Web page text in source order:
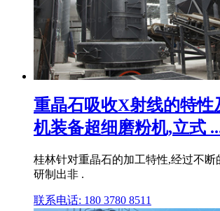
重晶石吸收X射线的特性
机装备超细磨粉机,立式
桂林针对重晶石的加工特性,经过不断
研制出非 .
联系电话: 180 3780 8511